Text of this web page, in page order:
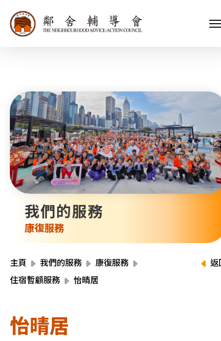
我們的服務
康復服務
主頁 我們的服務
康復服務
住宿暫顧服務
怡晴居
返
怡晴居
會長、副會長
執行委員會及總幹事
招標項目
關於我們
家庭及兒童福利服務
青少年服務
內地服務
教育服務
醫療衞生服務
社會企業
我們的服務
我們的夥伴
捐款方法
支持我們
新聞稿及媒體報導
會訊及刊物
活動報名